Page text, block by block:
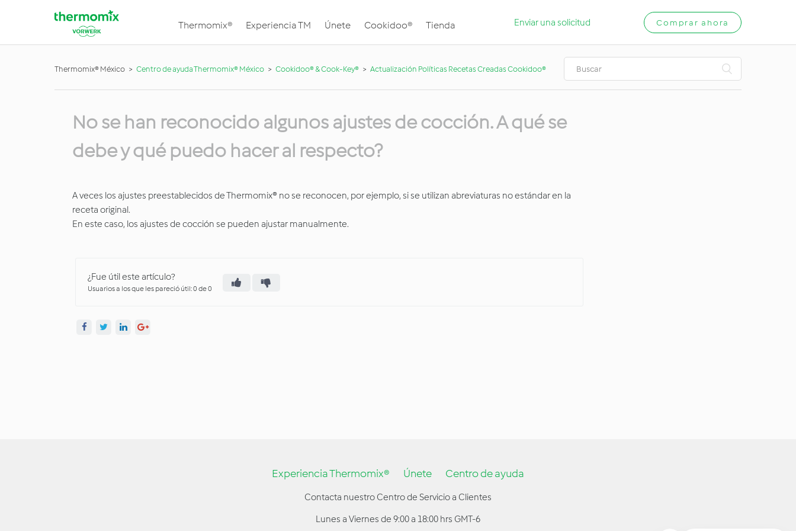
Thermomix® Experiencia TM Únete Cookidoo® Tienda Enviar una solicitud Comprar ahora
Thermomix® México Centro de ayuda Thermomix® México Cookidoo® & Cook-Key® Actualización Políticas Recetas Creadas Cookidoo®
No se han reconocido algunos ajustes de cocción. A qué se
debe y qué puedo hacer al respecto?
A veces los ajustes preestablecidos de Thermomix® no se reconocen, por ejemplo, si se utilizan abreviaturas no estándar en la
receta original.
En este caso, los ajustes de cocción se pueden ajustar manualmente.
¿Fue útil este artículo?
Usuarios a los que les pareció útil: 0 de 0
Experiencia Thermomix® Únete Centro de ayuda
Contacta nuestro Centro de Servicio a Clientes
Lunes a Viernes de 9:00 a 18:00 hrs GMT-6